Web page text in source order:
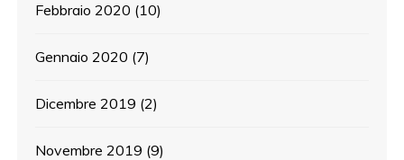
Febbraio 2020 (10)
Gennaio 2020 (7)
Dicembre 2019 (2)
Novembre 2019 (9)